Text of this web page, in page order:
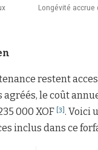
Longévité
restent
le coût
000 XOF [3] . Voici
inclus dans ce